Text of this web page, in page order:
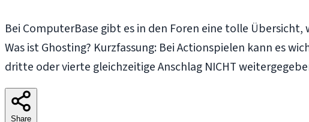
Bei ComputerBase gibt es in den Foren eine tolle
Was ist Ghosting? Kurzfassung: Bei Actionspielen kann es
dritte oder vierte gleichzeitige Anschlag NICHT
Share